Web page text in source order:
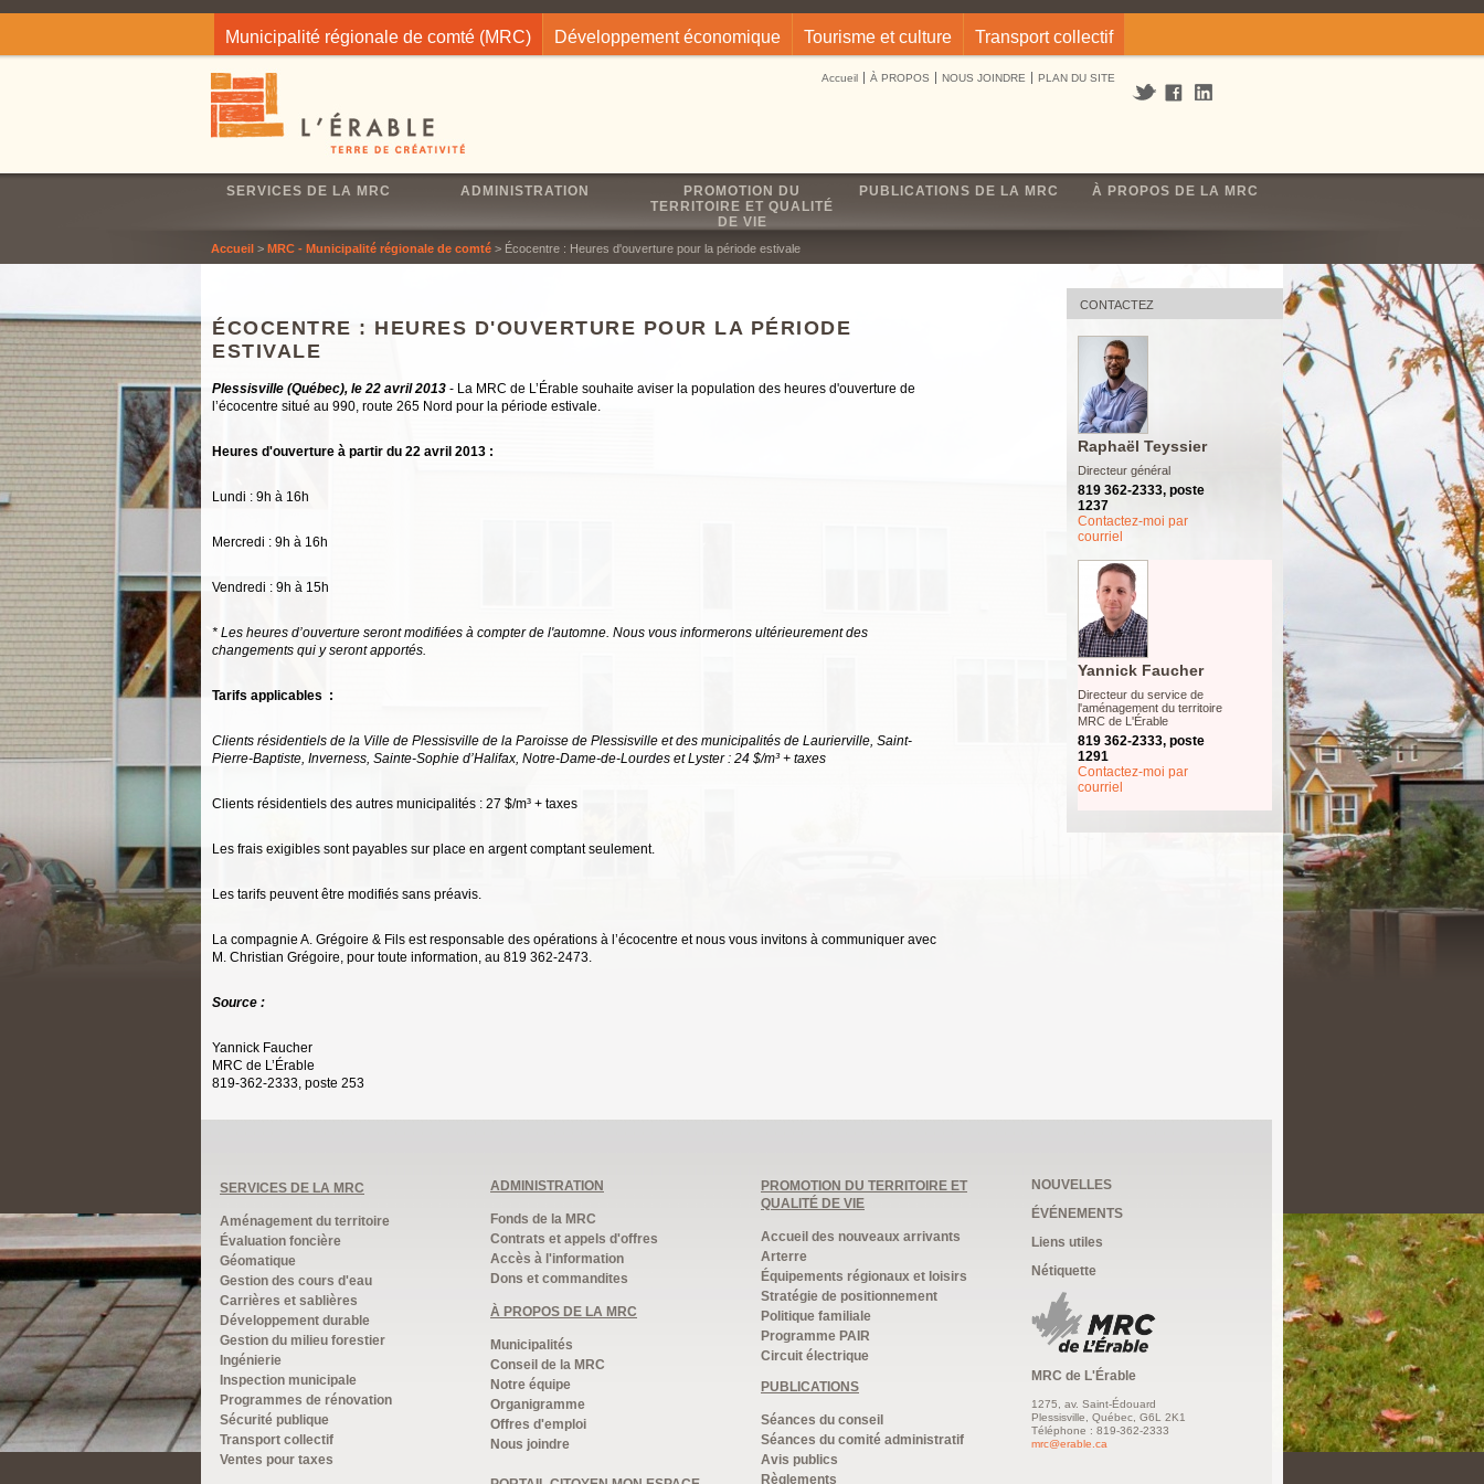
Municipalité régionale de comté (MRC) Développement économique Tourisme et culture Transport collectif
Accueil À PROPOS NOUS JOINDRE PLAN DU SITE
SERVICES DE LA MRC ADMINISTRATION
PROMOTION DU
TERRITOIRE ET QUALITÉ
DE VIE
PUBLICATIONS DE LA MRC À PROPOS DE LA MRC
Accueil> MRC - Municipalité régionale de comté> Écocentre : Heures d'ouverture pour la période estivale
ÉCOCENTRE : HEURES D'OUVERTURE POUR LA PÉRIODE
ESTIVALE
Plessisville (Québec), le 22 avril 2013 - La MRC de L’Érable souhaite aviser la population des heures d'ouverture de
l’écocentre situé au 990, route 265 Nord pour la période estivale.
Heures d'ouverture à partir du 22 avril 2013 :
Lundi : 9h à 16h
Mercredi : 9h à 16h
Vendredi : 9h à 15h
* Les heures d’ouverture seront modifiées à compter de l'automne. Nous vous informerons ultérieurement des
changements qui y seront apportés.
Tarifs applicables :
Clients résidentiels de la Ville de Plessisville de la Paroisse de Plessisville et des municipalités de Laurierville, Saint-
Pierre-Baptiste, Inverness, Sainte-Sophie d’Halifax, Notre-Dame-de-Lourdes et Lyster : 24 $/m³ + taxes
Clients résidentiels des autres municipalités : 27 $/m³ + taxes
Les frais exigibles sont payables sur place en argent comptant seulement.
Les tarifs peuvent être modifiés sans préavis.
La compagnie A. Grégoire & Fils est responsable des opérations à l’écocentre et nous vous invitons à communiquer avec
M. Christian Grégoire, pour toute information, au 819 362-2473.
Source :
Yannick Faucher
MRC de L’Érable
819-362-2333, poste 253
CONTACTEZ
Raphaël Teyssier
Directeur général
819 362-2333, poste
1237
Contactez-moi par
courriel
Yannick Faucher
Directeur du service de
l'aménagement du territoire
MRC de L'Érable
819 362-2333, poste
1291
Contactez-moi par
courriel
SERVICES DE LA MRC
Aménagement du territoire
Évaluation foncière
Géomatique
Gestion des cours d'eau
Carrières et sablières
Développement durable
Gestion du milieu forestier
Ingénierie
Inspection municipale
Programmes de rénovation
Sécurité publique
Transport collectif
Ventes pour taxes
ADMINISTRATION
Fonds de la MRC
Contrats et appels d'offres
Accès à l'information
Dons et commandites
À PROPOS DE LA MRC
Municipalités
Conseil de la MRC
Notre équipe
Organigramme
Offres d'emploi
Nous joindre
PROMOTION DU TERRITOIRE ET
QUALITÉ DE VIE
Accueil des nouveaux arrivants
Arterre
Équipements régionaux et loisirs
Stratégie de positionnement
Politique familiale
Programme PAIR
Circuit électrique
PUBLICATIONS
Séances du conseil
Séances du comité administratif
Avis publics
Règlements
NOUVELLES
ÉVÉNEMENTS
Liens utiles
Nétiquette
MRC de L'Érable
1275, av. Saint-Édouard
Plessisville, Québec, G6L 2K1
Téléphone : 819-362-2333
mrc@erable.ca